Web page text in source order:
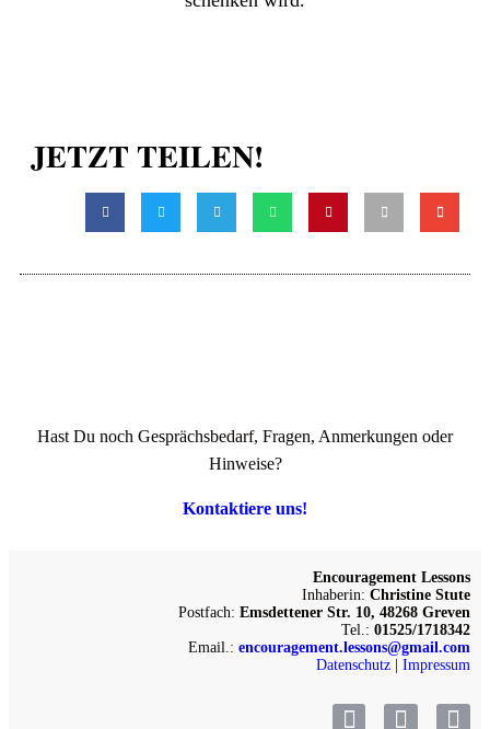
JETZT TEILEN!
Hast Du noch Gesprächsbedarf, Fragen, Anmerkungen oder
Hinweise?
Kontaktiere uns!
Encouragement Lessons
Inhaberin: Christine Stute
Postfach: Emsdettener Str. 10, 48268 Greven
Tel.: 01525/1718342
Email.: encouragement.lessons@gmail.com
Datenschutz | Impressum